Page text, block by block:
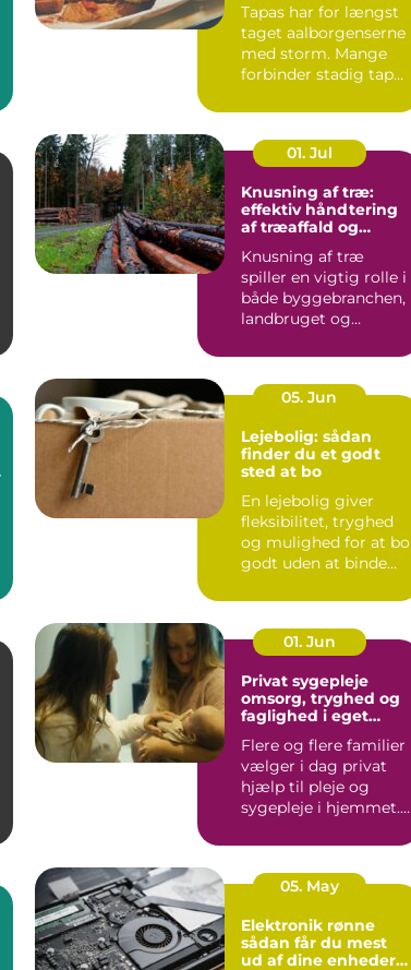
Tapas har for længst
taget aalborgenserne
med storm. Mange
forbinder stadig tapas
01. Jul
Knusning af træ:
effektiv håndtering
af træaffald og
Knusning af træ
spiller en vigtig rolle i
både byggebranchen,
landbruget og
05. Jun
Lejebolig: sådan
finder du et godt
sted at bo
En lejebolig giver
fleksibilitet, tryghed
og mulighed for at bo
godt uden at binde
01. Jun
Privat sygepleje
omsorg, tryghed og
faglighed i eget
Flere og flere familier
vælger i dag privat
hjælp til pleje og
sygepleje i hjemmet.
05. May
Elektronik rønne
sådan får du mest
ud af dine enheder